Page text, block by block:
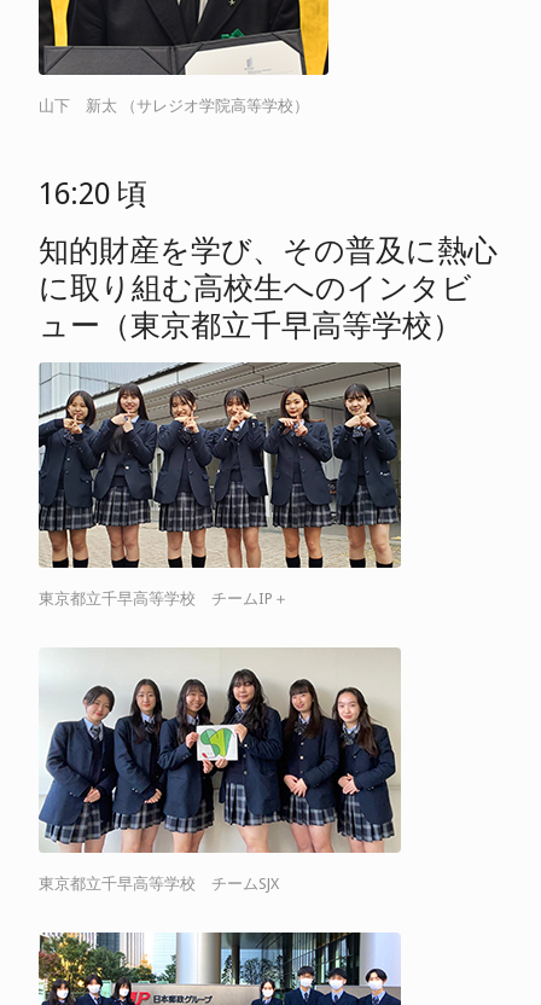
山下 新太 （サレジオ学院高等学校）
16:20 頃
知的財産を学び、その普及に熱心
に取り組む高校生へのインタビ
ュー（東京都立千早高等学校）
東京都立千早高等学校 チームIP＋
東京都立千早高等学校 チームSJX